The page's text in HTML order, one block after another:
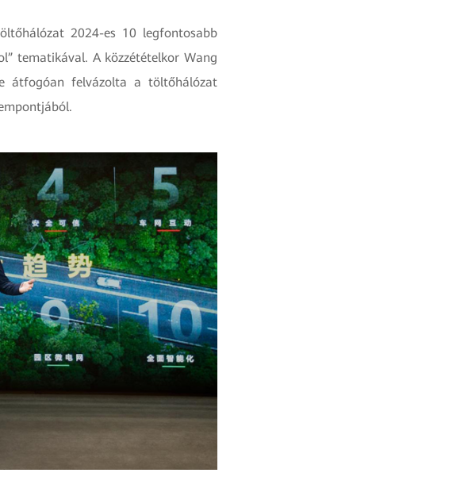
2024-es 10 legfontosabb
tematikával. A közzétételkor Wang
átfogóan felvázolta a töltőhálózat